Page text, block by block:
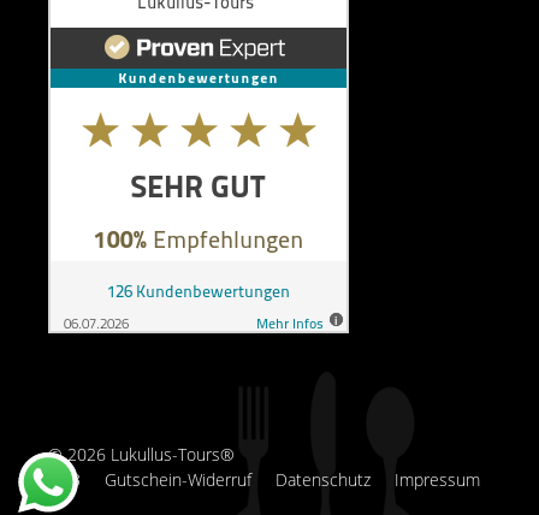
AGB Gutschein-Widerruf Datenschutz Impressum
© 2026 Lukullus-Tours®